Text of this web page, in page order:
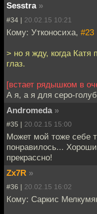
Sesstra »
#34 | 20.02.15 10:21
Кому: Утконосиха, #23
> но я жду, когда Катя
глаз.
[встает рядышком в
А я, а я для серо-
Andromeda »
#35 | 20.02.15 15:00
Может мой тоже себе
понравилось...
прекрассно!
Zx7R »
#36 | 20.02.15 16:02
Кому: Саркис